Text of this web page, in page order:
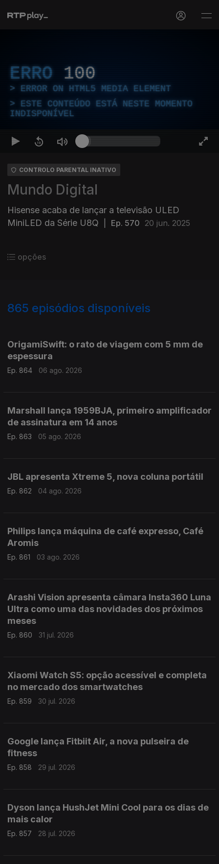
ERRO 100
ERROR ON HTML5 MEDIA ELEMENT
ESTE CONTEÚDO ESTÁ NESTE MOMENTO
INDISPONÍVEL
CONTROLO PARENTAL INATIVO
Mundo Digital
Hisense acaba de lançar a televisão ULED
MiniLED da Série U8Q
Ep. 570 20 jun. 2025
opções
865 episódios disponíveis
OrigamiSwift: o rato de viagem com 5 mm de
espessura
Ep. 864 06 ago. 2026
Marshall lança 1959BJA, primeiro amplificador
de assinatura em 14 anos
Ep. 863 05 ago. 2026
JBL apresenta Xtreme 5, nova coluna portátil
Ep. 862 04 ago. 2026
Philips lança máquina de café expresso, Café
Aromis
Ep. 861 03 ago. 2026
Arashi Vision apresenta câmara Insta360 Luna
Ultra como uma das novidades dos próximos
meses
Ep. 860 31 jul. 2026
Xiaomi Watch S5: opção acessível e completa
no mercado dos smartwatches
Ep. 859 30 jul. 2026
Google lança Fitbiit Air, a nova pulseira de
fitness
Ep. 858 29 jul. 2026
Dyson lança HushJet Mini Cool para os dias de
mais calor
Ep. 857 28 jul. 2026